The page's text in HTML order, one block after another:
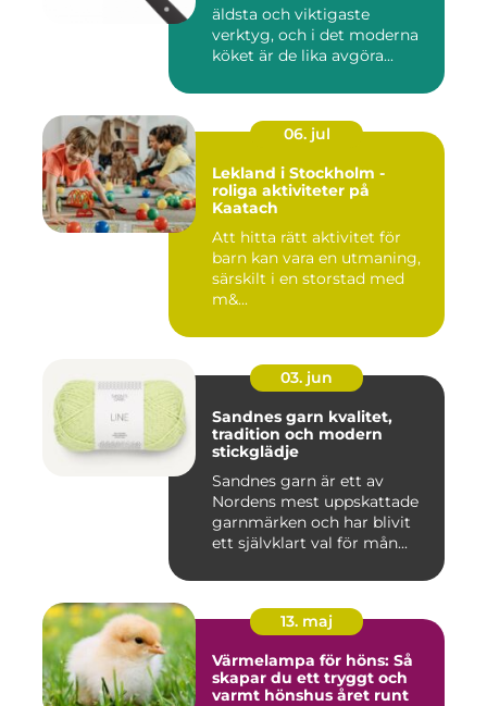
äldsta och viktigaste
verktyg, och i det moderna
köket är de lika avgöra...
06. jul
Lekland i Stockholm -
roliga aktiviteter på
Kaatach
Att hitta rätt aktivitet för
barn kan vara en utmaning,
särskilt i en storstad med
m&...
03. jun
Sandnes garn kvalitet,
tradition och modern
stickglädje
Sandnes garn är ett av
Nordens mest uppskattade
garnmärken och har blivit
ett självklart val för mån...
13. maj
Värmelampa för höns: Så
skapar du ett tryggt och
varmt hönshus året runt